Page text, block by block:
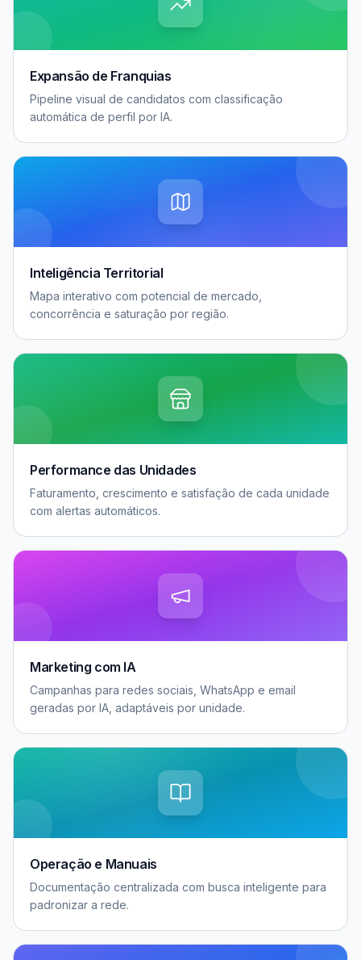
Expansão de Franquias
Pipeline visual de candidatos com classificação
automática de perfil por IA.
Inteligência Territorial
Mapa interativo com potencial de mercado,
concorrência e saturação por região.
Performance das Unidades
Faturamento, crescimento e satisfação de cada unidade
com alertas automáticos.
Marketing com IA
Campanhas para redes sociais, WhatsApp e email
geradas por IA, adaptáveis por unidade.
Operação e Manuais
Documentação centralizada com busca inteligente para
padronizar a rede.